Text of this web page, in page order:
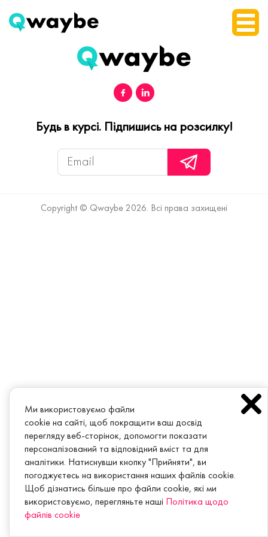
Будь в курсі. Підпишись на розсилку!
Copyright © Qwaybe 2026. Всі права захищені
Ми використовуємо файли
cookie на сайті, щоб покращити ваш досвід
перегляду веб-сторінок, допомогти показати
персоналізований та відповідний вміст та для
аналітики. Натиснувши кнопку "Прийняти", ви
погоджуєтесь на використання наших файлів cookie.
Щоб дізнатись більше про файли cookie, які ми
використовуємо, перегляньте наші Політика щодо
файлів cookie